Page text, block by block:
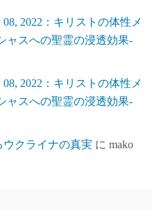
2022：キリストの体性メ
ャスへの聖霊の浸透効果-
2022：キリストの体性メ
ャスへの聖霊の浸透効果-
クライナの真実 に mako